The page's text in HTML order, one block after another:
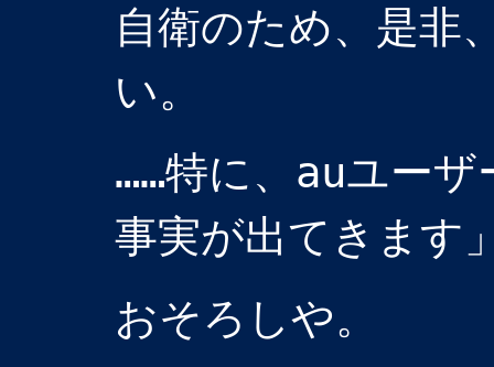
自衛のため、是非
い。
……特に、auユーザ
事実が出てきます
おそろしや。